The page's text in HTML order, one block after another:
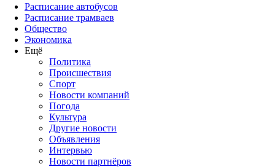
Расписание автобусов
Расписание трамваев
Общество
Экономика
Ещё
Политика
Проиcшествия
Спорт
Новости компаний
Погода
Культура
Другие новости
Объявления
Интервью
Новости партнёров